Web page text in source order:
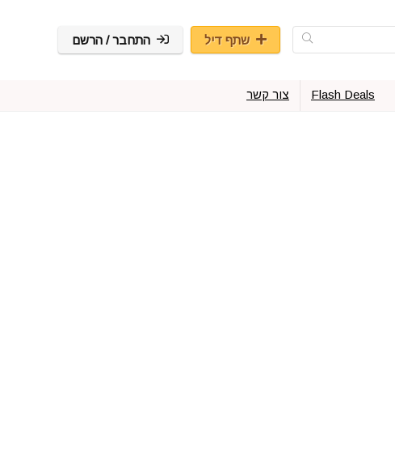
שתף דיל התחבר / הרשם
Flash Deals צור קשר